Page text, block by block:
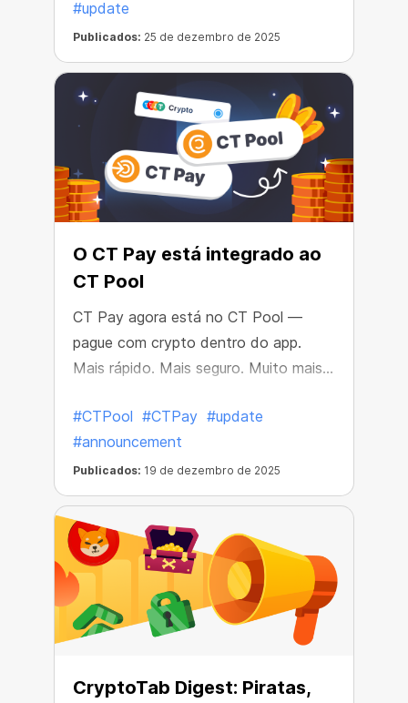
#update
Publicados: 25 de dezembro de 2025
O CT Pay está integrado ao
CT Pool
CT Pay agora está no CT Pool —
pague com crypto dentro do app.
Mais rápido. Mais seguro. Muito mais
#CTPool #CTPay #update
#announcement
Publicados: 19 de dezembro de 2025
CryptoTab Digest: Piratas,